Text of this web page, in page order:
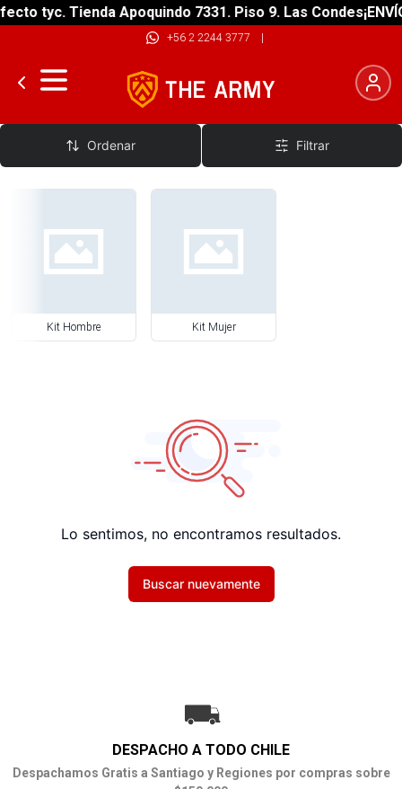
tyc. Tienda Apoquindo 7331. Piso 9. Las Condes
+56 2 2244 3777 |
Kit Básquetbol
Ordenar Filtrar
Kit Hombre Kit Mujer
Lo sentimos, no encontramos resultados.
Buscar nuevamente
DESPACHO A TODO CHILE
Despachamos Gratis a Santiago y Regiones por compras sobre